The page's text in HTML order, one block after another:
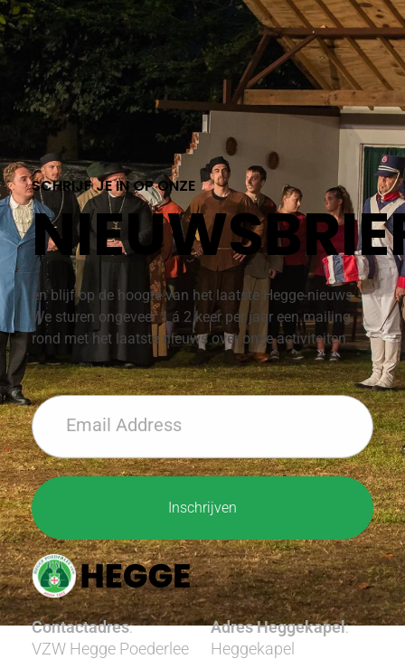
SCHRIJF JE IN OP ONZE
en blijf op de hoogte van het laatste Hegge-nieuws.
We sturen ongeveer 1 á 2 keer per jaar een mailing
rond met het laatste nieuws over onze activiteiten.
Contactadres:
VZW Hegge Poederlee
Adres Heggekapel:
Heggekapel